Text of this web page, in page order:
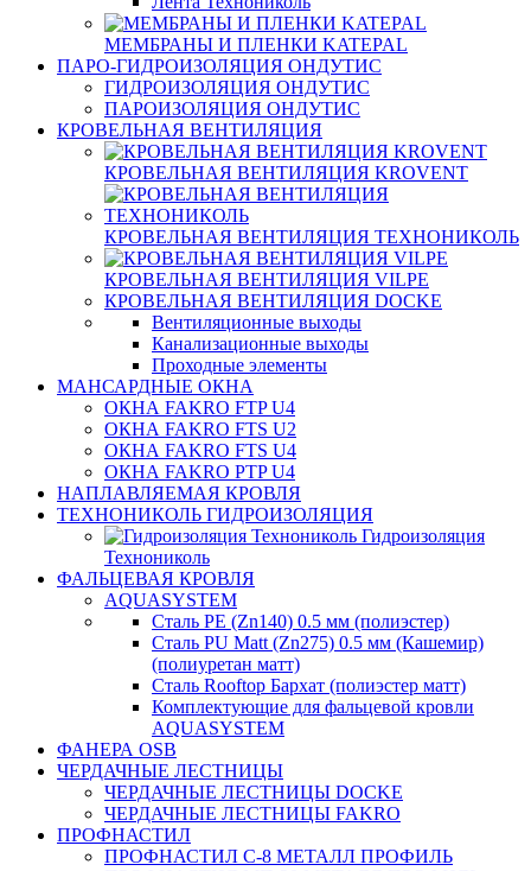
МЕМБРАНЫ И ПЛЕНКИ KATEPAL
ПАРО-ГИДРОИЗОЛЯЦИЯ ОНДУТИС
ГИДРОИЗОЛЯЦИЯ ОНДУТИС
ПАРОИЗОЛЯЦИЯ ОНДУТИС
КРОВЕЛЬНАЯ ВЕНТИЛЯЦИЯ
КРОВЕЛЬНАЯ ВЕНТИЛЯЦИЯ KROVENT
КРОВЕЛЬНАЯ ВЕНТИЛЯЦИЯ ТЕХНОНИКОЛЬ
КРОВЕЛЬНАЯ ВЕНТИЛЯЦИЯ VILPE
КРОВЕЛЬНАЯ ВЕНТИЛЯЦИЯ DOCKE
Вентиляционные выходы
Канализационные выходы
Проходные элементы
МАНСАРДНЫЕ ОКНА
ОКНА FAKRO FTP U4
ОКНА FAKRO FTS U2
ОКНА FAKRO FTS U4
ОКНА FAKRO PTP U4
НАПЛАВЛЯЕМАЯ КРОВЛЯ
ТЕХНОНИКОЛЬ ГИДРОИЗОЛЯЦИЯ
Гидроизоляция
Технониколь
ФАЛЬЦЕВАЯ КРОВЛЯ
AQUASYSTEM
Сталь PE (Zn140) 0.5 мм (полиэстер)
Сталь PU Matt (Zn275) 0.5 мм (Кашемир)
(полиуретан матт)
Сталь Rooftop Бархат (полиэстер матт)
Комплектующие для фальцевой кровли
AQUASYSTEM
ФАНЕРА OSB
ЧЕРДАЧНЫЕ ЛЕСТНИЦЫ
ЧЕРДАЧНЫЕ ЛЕСТНИЦЫ DOCKE
ЧЕРДАЧНЫЕ ЛЕСТНИЦЫ FAKRO
ПРОФНАСТИЛ
ПРОФНАСТИЛ C-8 МЕТАЛЛ ПРОФИЛЬ